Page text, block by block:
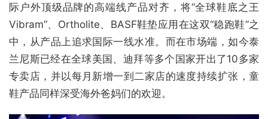
际户外顶级品牌的高端线产品对齐，将“全球鞋底之王
Vibram”、Ortholite、BASF鞋垫应用在这双“稳跑鞋”之
中，从产品上追求国际一线水准。而在市场端，如今泰
兰尼斯已经在全球美国、迪拜等多个国家开出了10多家
专卖店，并以每月新增一到二家店的速度持续扩张，童
鞋产品同样深受海外爸妈们的欢迎。